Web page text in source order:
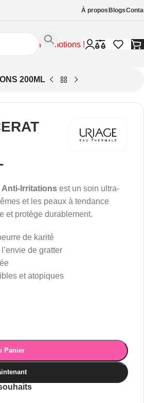
À propos Blogs
Promotions !
200ML
Anti-Irritations est un soin ultra-
et les peaux à tendance
et protège durablement.
de karité
de gratter
et atopiques
Panier